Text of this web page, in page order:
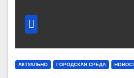
АКТУАЛЬНО ГОРОДСКАЯ СРЕДА